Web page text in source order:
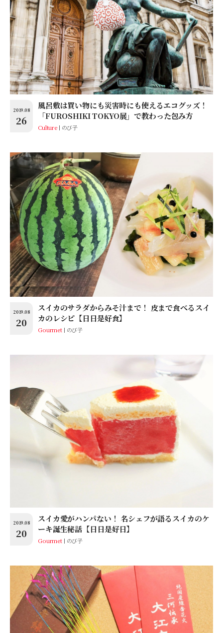
2019.08
26
風呂敷は買い物にも災害時にも使えるエコグッズ！
「FUROSHIKI TOKYO展」で教わった包み方
Culture のび子
2019.08
20
スイカのサラダからみそ汁まで！ 皮まで食べるスイ
カのレシピ【日日是好食】
Gourmet のび子
2019.08
20
スイカ愛がハンパない！ 名シェフが語るスイカのケ
ーキ誕生秘話【日日是好日】
Gourmet のび子